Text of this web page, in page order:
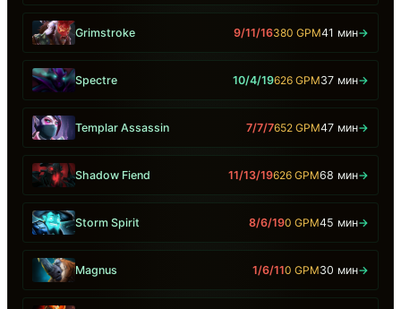
Grimstroke 9/11/16380 GPM41 мин→
Spectre 10/4/19626 GPM37 мин→
Templar Assassin 7/7/7652 GPM47 мин→
Shadow Fiend 11/13/19626 GPM68 мин→
Storm Spirit 8/6/190 GPM45 мин→
Magnus 1/6/110 GPM30 мин→